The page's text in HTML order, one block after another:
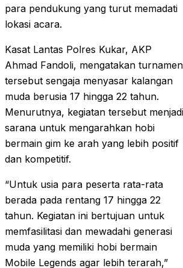
para pendukung yang turut memadati
lokasi acara.
Kasat Lantas Polres Kukar, AKP
Ahmad Fandoli, mengatakan turnamen
tersebut sengaja menyasar kalangan
muda berusia 17 hingga 22 tahun.
Menurutnya, kegiatan tersebut menjadi
sarana untuk mengarahkan hobi
bermain gim ke arah yang lebih positif
dan kompetitif.
“Untuk usia para peserta rata-rata
berada pada rentang 17 hingga 22
tahun. Kegiatan ini bertujuan untuk
memfasilitasi dan mewadahi generasi
muda yang memiliki hobi bermain
Mobile Legends agar lebih terarah,”